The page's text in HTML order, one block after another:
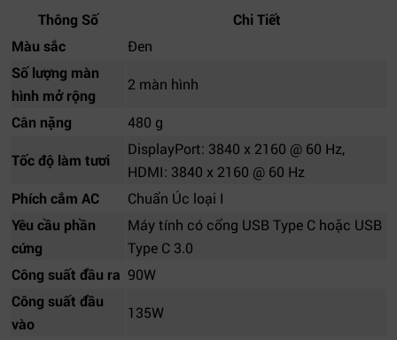
Thông Số
Chi Tiết
Màu sắc
Đen
Số lượng màn
hình mở rộng
2 màn hình
Cân nặng 480 g
Tốc độ làm tươi
DisplayPort: 3840 x 2160 @ 60 Hz,
HDMI: 3840 x 2160 @ 60 Hz
Phích cắm AC
Chuẩn Úc loại I
Yêu cầu phần
cứng
Máy tính có cổng USB Type C hoặc USB
Type C 3.0
Công suất đầu ra 90W
Công suất đầu
vào
135W